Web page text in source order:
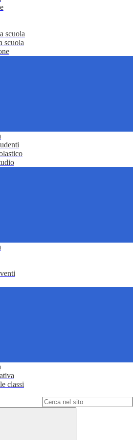
scuola
scuola
classi